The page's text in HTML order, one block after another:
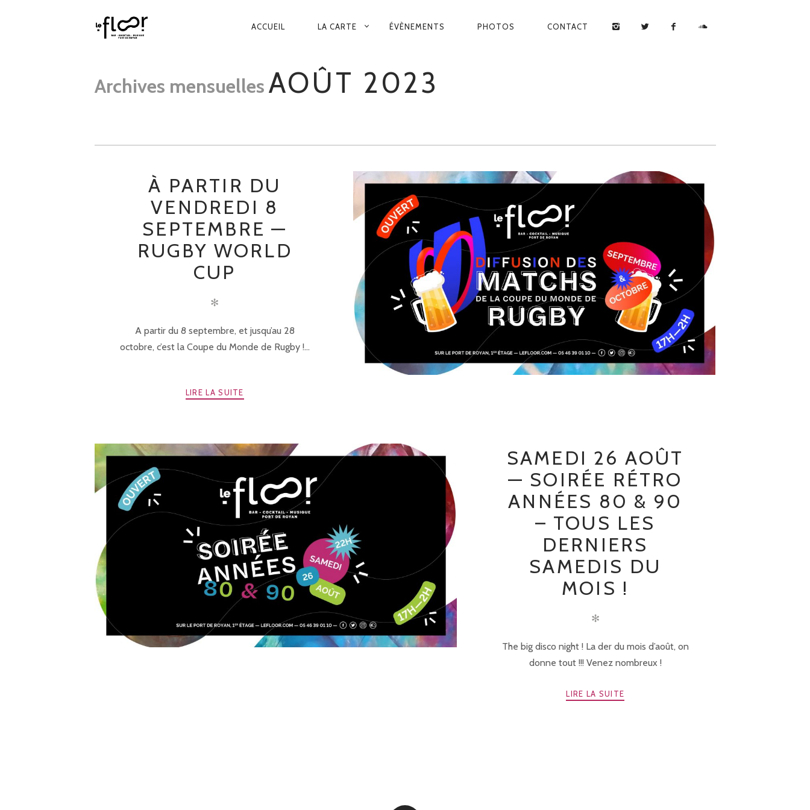
NAVIGATION
ACCUEIL LA CARTE ÉVÈNEMENTS PHOTOS CONTACT
Archives mensuelles AOÛT 2023
À PARTIR DU
VENDREDI 8
SEPTEMBRE —
RUGBY WORLD
CUP
✻
A partir du 8 septembre, et jusqu’au 28
octobre, c’est la Coupe du Monde de Rugby !...
LIRE LA SUITE
SAMEDI 26 AOÛT
— SOIRÉE RÉTRO
ANNÉES 80 & 90
– TOUS LES
DERNIERS
SAMEDIS DU
MOIS !
✻
The big disco night ! La der du mois d’août, on
donne tout !!! Venez nombreux !
LIRE LA SUITE